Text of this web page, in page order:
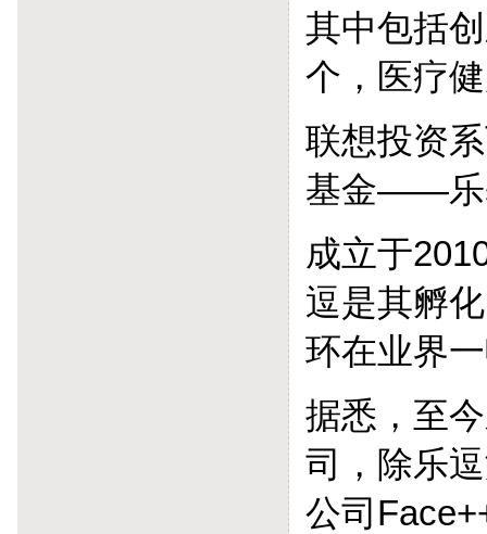
其中包括
个，医疗
联想投资
基金——乐
成立于
逗是其孵
环在业界
据悉，至
司，除乐
公司